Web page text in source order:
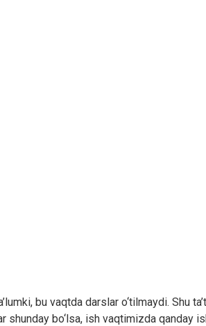
bu vaqtda darslar o‘tilmaydi.
shunday bo‘lsa, ish vaqtimizda qanday